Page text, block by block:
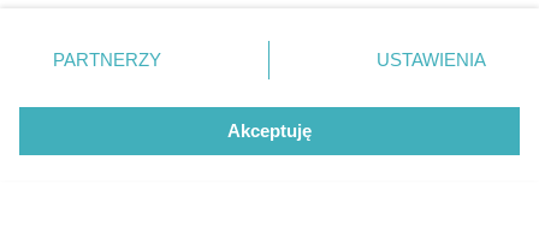
zmienić/wycofać klikając przycisk ustawień prywatności
znajdujący się w lewym dolnym rogu strony
rodzaje przetwarzania danych nie wymagają zgody
użytkownika, ale masz prawo sprzeciwić się takiemu
PARTNERZY USTAWIENIA
Akceptuję